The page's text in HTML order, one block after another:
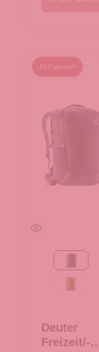
21 € gespart
kelp-nori
Deuter
Freizeit/-